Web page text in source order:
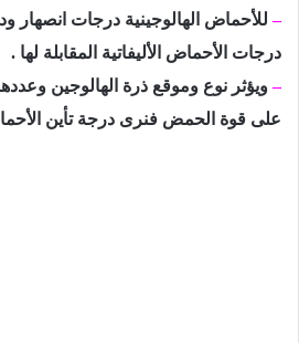
– للأحماض الهالوجينية درجات انصهار
درجات الأحماض الأليفاتية المقابلة لها .
–ويؤثر نوع وموقع ذرة الهالوجين
على قوة الحمض فنرى درجة تأين